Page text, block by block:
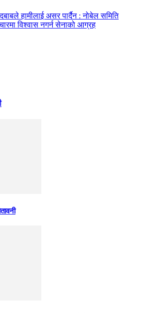
हामीलाई असर पार्दैन : नोबेल समिति
विश्वास नगर्न सेनाको आग्रह